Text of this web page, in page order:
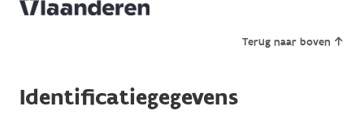
Terug naar boven
Identificatiegegevens